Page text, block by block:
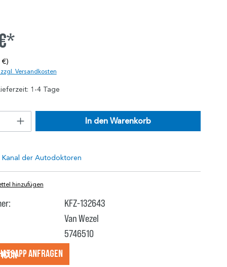
Versandkosten
1-4 Tage
In den Warenkorb
hinzufügen
KFZ-132643
Van Wezel
5746510
anfragеn